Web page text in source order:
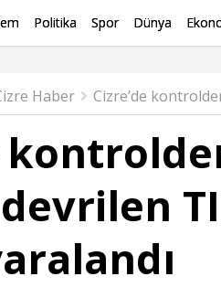
Politika Spor Dünya
Haber